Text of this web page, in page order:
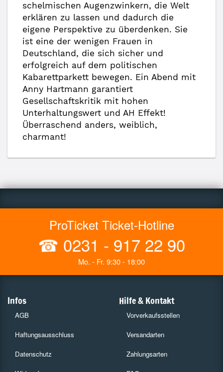
schelmischen Augenzwinkern, die Welt
erklären zu lassen und dadurch die
eigene Perspektive zu überdenken. Sie
ist eine der wenigen Frauen in
Deutschland, die sich sicher und
erfolgreich auf dem politischen
Kabarettparkett bewegen. Ein Abend mit
Anny Hartmann garantiert
Gesellschaftskritik mit hohen
Unterhaltungswert und AH Effekt!
Überraschend anders, weiblich,
charmant!
ProTicket Ticket-Hotline
☎ 0231 - 917 22 90
Mo. - Fr. 9:30 - 18:00
Infos
AGB
Haftungsausschluss
Datenschutz
Hilfe & Kontakt
Vorverkaufsstellen
Versandarten
Zahlungsarten